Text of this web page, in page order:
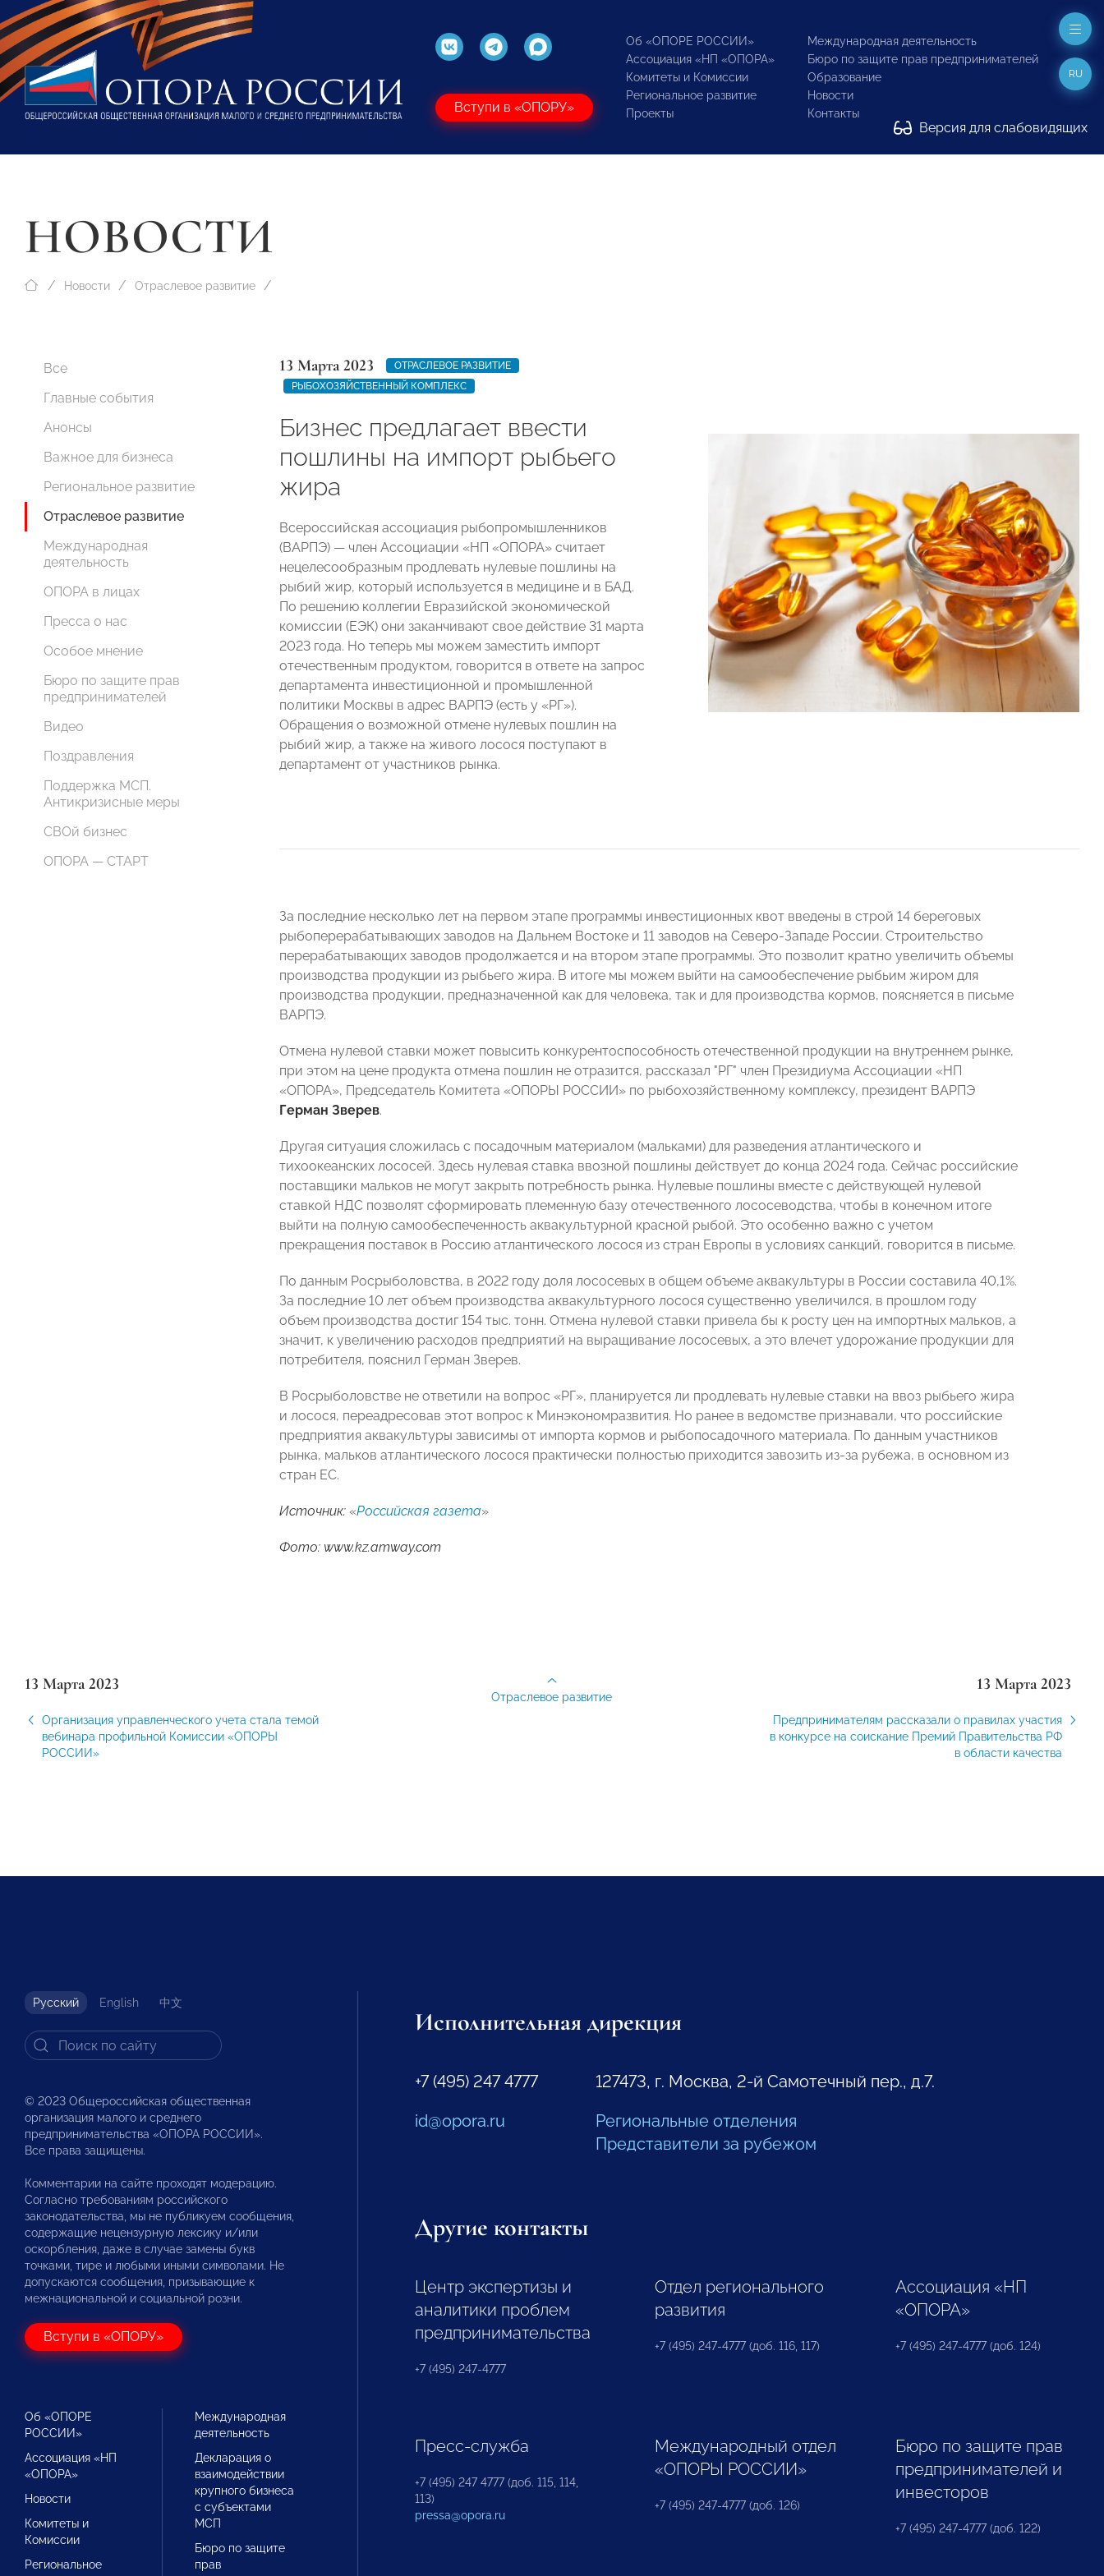
Вступи в «ОПОРУ»
Об «ОПОРЕ РОССИИ»
Ассоциация «НП «ОПОРА»
Комитеты и Комиссии
Региональное развитие
Проекты
Международная деятельность
Бюро по защите прав предпринимателей
Образование
Новости
Контакты
Версия для слабовидящих
RU
НОВОСТИ
Новости Отраслевое развитие
Все
Главные события
Анонсы
Важное для бизнеса
Региональное развитие
Отраслевое развитие
Международная
деятельность
ОПОРА в лицах
Пресса о нас
Особое мнение
Бюро по защите прав
предпринимателей
Видео
Поздравления
Поддержка МСП.
Антикризисные меры
СВОй бизнес
ОПОРА — СТАРТ
13 Марта 2023
ОТРАСЛЕВОЕ РАЗВИТИЕ
РЫБОХОЗЯЙСТВЕННЫЙ КОМПЛЕКС
Бизнес предлагает ввести
пошлины на импорт рыбьего
жира
Всероссийская ассоциация рыбопромышленников
(ВАРПЭ) — член Ассоциации «НП «ОПОРА» считает
нецелесообразным продлевать нулевые пошлины на
рыбий жир, который используется в медицине и в БАД.
По решению коллегии Евразийской экономической
комиссии (ЕЭК) они заканчивают свое действие 31 марта
2023 года. Но теперь мы можем заместить импорт
отечественным продуктом, говорится в ответе на запрос
департамента инвестиционной и промышленной
политики Москвы в адрес ВАРПЭ (есть у «РГ»).
Обращения о возможной отмене нулевых пошлин на
рыбий жир, а также на живого лосося поступают в
департамент от участников рынка.
За последние несколько лет на первом этапе программы инвестиционных квот введены в строй 14 береговых
рыбоперерабатывающих заводов на Дальнем Востоке и 11 заводов на Северо-Западе России. Строительство
перерабатывающих заводов продолжается и на втором этапе программы. Это позволит кратно увеличить объемы
производства продукции из рыбьего жира. В итоге мы можем выйти на самообеспечение рыбьим жиром для
производства продукции, предназначенной как для человека, так и для производства кормов, поясняется в письме
ВАРПЭ.
Отмена нулевой ставки может повысить конкурентоспособность отечественной продукции на внутреннем рынке,
при этом на цене продукта отмена пошлин не отразится, рассказал "РГ" член Президиума Ассоциации «НП
«ОПОРА», Председатель Комитета «ОПОРЫ РОССИИ» по рыбохозяйственному комплексу, президент ВАРПЭ
Герман Зверев.
Другая ситуация сложилась с посадочным материалом (мальками) для разведения атлантического и
тихоокеанских лососей. Здесь нулевая ставка ввозной пошлины действует до конца 2024 года. Сейчас российские
поставщики мальков не могут закрыть потребность рынка. Нулевые пошлины вместе с действующей нулевой
ставкой НДС позволят сформировать племенную базу отечественного лососеводства, чтобы в конечном итоге
выйти на полную самообеспеченность аквакультурной красной рыбой. Это особенно важно с учетом
прекращения поставок в Россию атлантического лосося из стран Европы в условиях санкций, говорится в письме.
По данным Росрыболовства, в 2022 году доля лососевых в общем объеме аквакультуры в России составила 40,1%.
За последние 10 лет объем производства аквакультурного лосося существенно увеличился, в прошлом году
объем производства достиг 154 тыс. тонн. Отмена нулевой ставки привела бы к росту цен на импортных мальков, а
значит, к увеличению расходов предприятий на выращивание лососевых, а это влечет удорожание продукции для
потребителя, пояснил Герман Зверев.
В Росрыболовстве не ответили на вопрос «РГ», планируется ли продлевать нулевые ставки на ввоз рыбьего жира
и лосося, переадресовав этот вопрос к Минэкономразвития. Но ранее в ведомстве признавали, что российские
предприятия аквакультуры зависимы от импорта кормов и рыбопосадочного материала. По данным участников
рынка, мальков атлантического лосося практически полностью приходится завозить из-за рубежа, в основном из
стран ЕС.
Источник: «Российская газета»
Фото: www.kz.amway.com
13 Марта 2023
Организация управленческого учета стала темой
вебинара профильной Комиссии «ОПОРЫ
РОССИИ»
13 Марта 2023
Предпринимателям рассказали о правилах участия
в конкурсе на соискание Премий Правительства РФ
в области качества
Отраслевое развитие
Русский English 中文
© 2023 Общероссийская общественная
организация малого и среднего
предпринимательства «ОПОРА РОССИИ».
Все права защищены.
Комментарии на сайте проходят модерацию.
Согласно требованиям российского
законодательства, мы не публикуем сообщения,
содержащие нецензурную лексику и/или
оскорбления, даже в случае замены букв
точками, тире и любыми иными символами. Не
допускаются сообщения, призывающие к
межнациональной и социальной розни.
Вступи в «ОПОРУ»
Об «ОПОРЕ
РОССИИ»
Ассоциация «НП
«ОПОРА»
Новости
Комитеты и
Комиссии
Региональное
Международная
деятельность
Декларация о
взаимодействии
крупного бизнеса
с субъектами
МСП
Бюро по защите
прав
Исполнительная дирекция
+7 (495) 247 4777
id@opora.ru
127473, г. Москва, 2-й Самотечный пер., д.7.
Региональные отделения
Представители за рубежом
Другие контакты
Центр экспертизы и
аналитики проблем
предпринимательства
+7 (495) 247-4777
Отдел регионального
развития
+7 (495) 247-4777 (доб. 116, 117)
Ассоциация «НП
«ОПОРА»
+7 (495) 247-4777 (доб. 124)
Пресс-служба
+7 (495) 247 4777 (доб. 115, 114,
113)
pressa@opora.ru
Международный отдел
«ОПОРЫ РОССИИ»
+7 (495) 247-4777 (доб. 126)
Бюро по защите прав
предпринимателей и
инвесторов
+7 (495) 247-4777 (доб. 122)